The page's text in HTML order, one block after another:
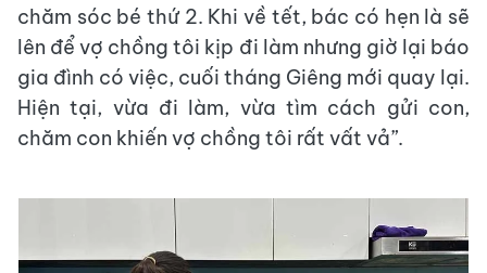
chăm sóc bé thứ 2. Khi về tết, bác có hẹn là sẽ
lên để vợ chồng tôi kịp đi làm nhưng giờ lại báo
gia đình có việc, cuối tháng Giêng mới quay lại.
Hiện tại, vừa đi làm, vừa tìm cách gửi con,
chăm con khiến vợ chồng tôi rất vất vả”.